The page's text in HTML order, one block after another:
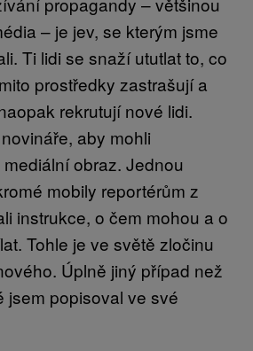
– je jev, se kterým jsme
Ti lidi se snaží ututlat to, co
prostředky zastrašují a
rekrutují nové lidi.
aby mohli
obraz. Jednou
mobily reportérům z
instrukce, o čem mohou a o
Tohle je ve světě zločinu
Úplně jiný případ než
jsem popisoval ve své